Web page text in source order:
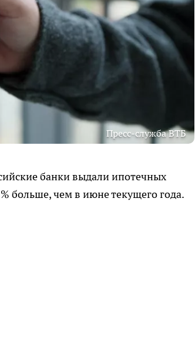
Пресс-служба ВТБ
банки выдали ипотечных
больше, чем в июне текущего года.